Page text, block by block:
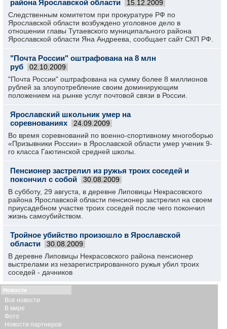
района Ярославской области
15.12.2009
Следственным комитетом при прокуратуре РФ по
Ярославской области возбуждено уголовное дело в
отношении главы Тутаевского муниципального района
Ярославской области Яна Андреева, сообщает сайт СКП РФ.
"Почта России" оштрафована на 8 млн
руб
02.10.2009
"Почта России" оштрафована на сумму более 8 миллионов
рублей за злоупотребление своим доминирующим
положением на рынке услуг почтовой связи в России.
Ярославский школьник умер на
соревнованиях
24.09.2009
Во время соревнований по военно-спортивному многоборью
«Призывники России» в Ярославской области умер ученик 9-
го класса Гаютинской средней школы.
Пенсионер застрелил из ружья троих соседей и
покончил с собой
30.08.2009
В субботу, 29 августа, в деревне Липовицы Некрасовского
района Ярославской области пенсионер застрелил на своем
приусадебном участке троих соседей после чего покончил
жизнь самоубийством.
Тройное убийство произошло в Ярославской
области
30.08.2009
В деревне Липовицы Некрасовского района пенсионер
выстрелами из незарегистрированного ружья убил троих
соседей - дачников
Новости
Все новости
В мире
Фото
Новости партнеров